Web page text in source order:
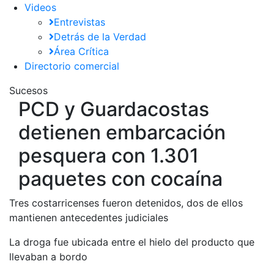
Videos
Entrevistas
Detrás de la Verdad
Área Crítica
Directorio comercial
Sucesos
PCD y Guardacostas
detienen embarcación
pesquera con 1.301
paquetes con cocaína
Tres costarricenses fueron detenidos, dos de ellos
mantienen antecedentes judiciales
La droga fue ubicada entre el hielo del producto que
llevaban a bordo